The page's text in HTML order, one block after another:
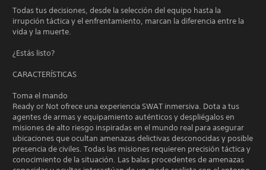
Todas tus decisiones, desde la selección del equipo hasta la
irrupción táctica y el enfrentamiento, marcan la diferencia entre la
vida y la muerte.
¿Estás listo?
CARACTERÍSTICAS
Toma el mando
Ready or Not ofrece una experiencia SWAT inmersiva. Dota a tus
agentes de armas y equipamiento auténticos y despliégalos en
misiones de alto riesgo inspiradas en el mundo real para asegurar
ubicaciones que ocultan amenazas delictivas desconocidas y posible
presencia de civiles. Todas las misiones requieren precisión táctica y
conocimiento de la situación. Las balas procedentes de amenazas